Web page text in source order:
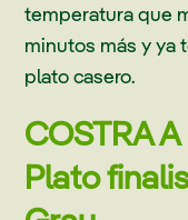
temperatura que
minutos más y ya
plato casero.
COSTRA
Plato